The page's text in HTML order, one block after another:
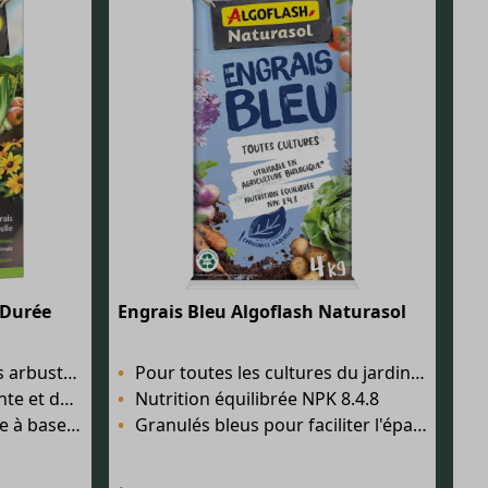
des arbres fruitiers
qualité
de mouton
Engrais Bleu Algoflash Naturasol
Pour toutes les cultures du jardin et du potager
Nutrition équilibrée NPK 8.4.8
Granulés bleus pour faciliter l'épandage et éviter le surdosage